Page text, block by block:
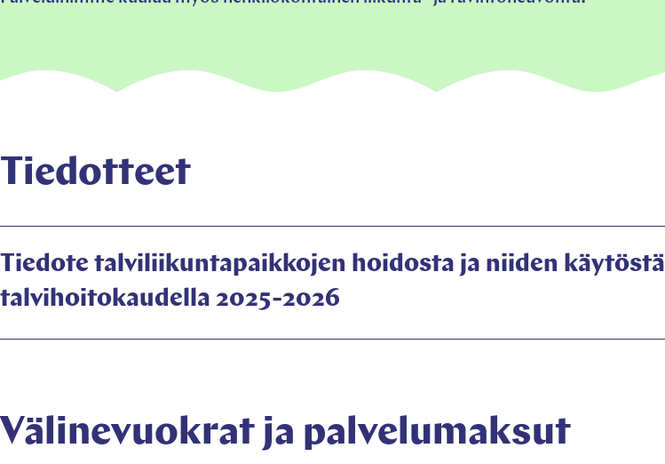
Tiedotteet
Lataa tiedosto
Tiedote talviliikuntapaikkojen hoidosta ja niiden käytöstä
talvihoitokaudella 2025-2026
Välinevuokrat ja palvelumaksut